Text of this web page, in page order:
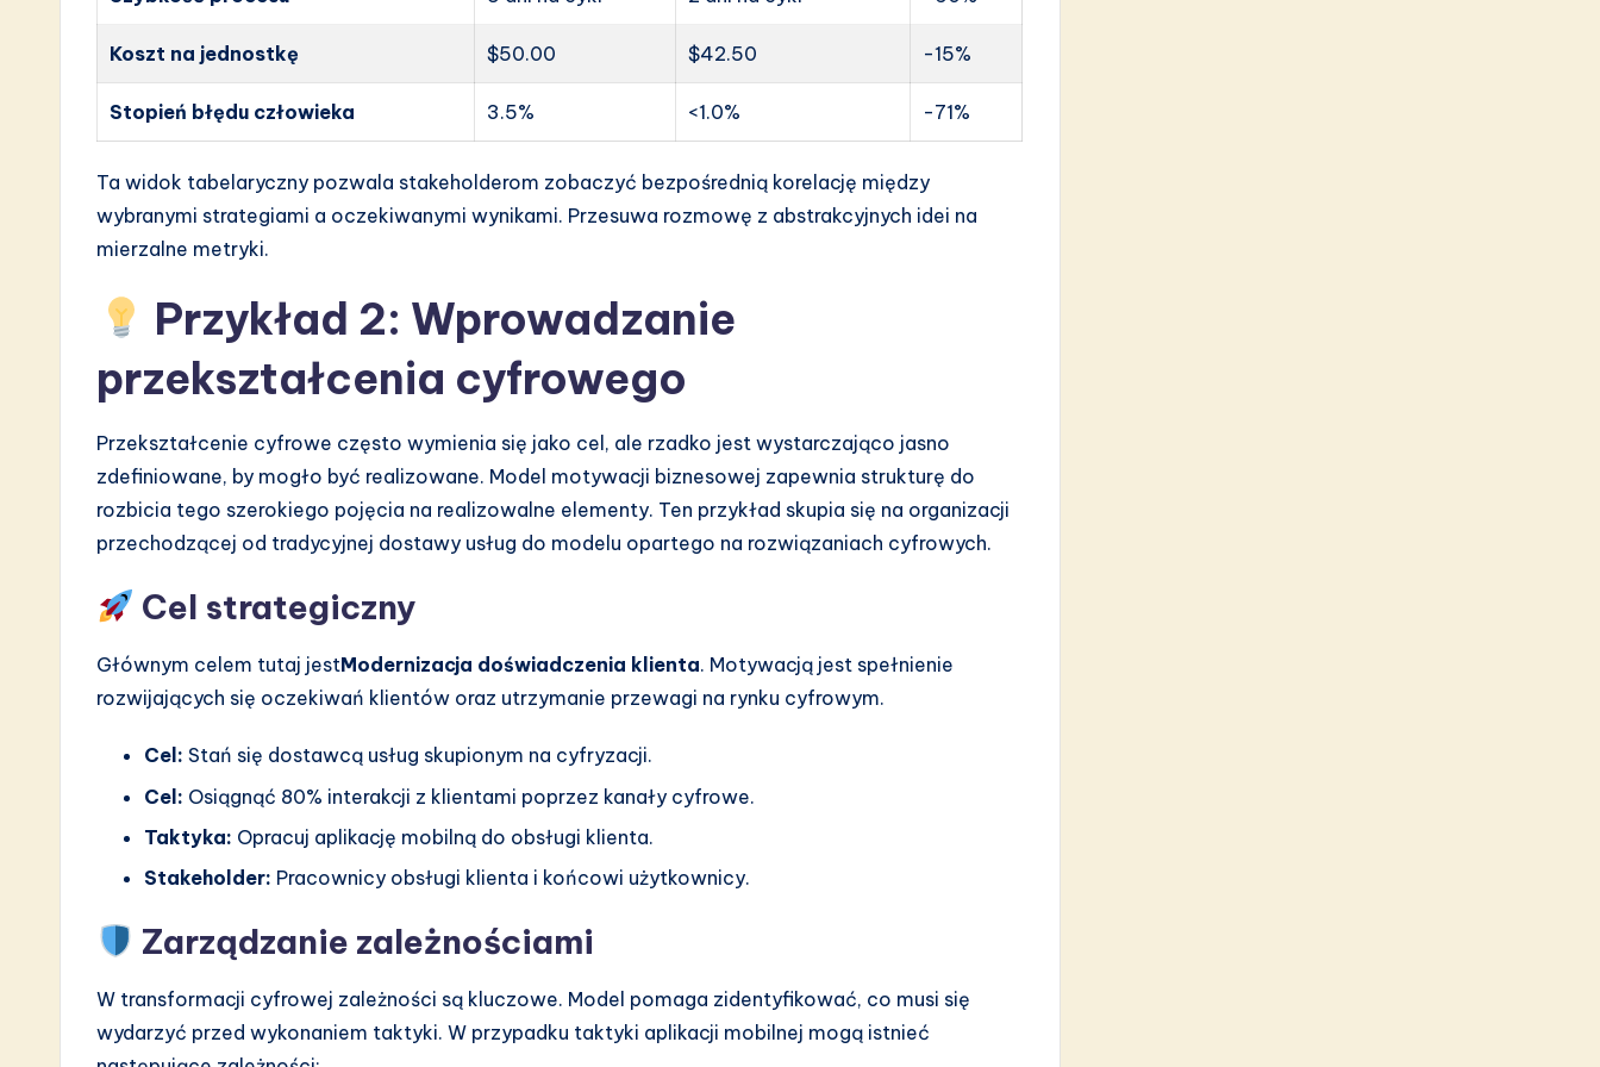
Koszt na jednostkę $50.00 $42.50 -15%
Stopień błędu człowieka 3.5% <1.0% -71%
Ta widok tabelaryczny pozwala stakeholderom zobaczyć bezpośrednią korelację między
wybranymi strategiami a oczekiwanymi wynikami. Przesuwa rozmowę z abstrakcyjnych idei na
mierzalne metryki.
Przykład 2: Wprowadzanie
przekształcenia cyfrowego
Przekształcenie cyfrowe często wymienia się jako cel, ale rzadko jest wystarczająco jasno
zdefiniowane, by mogło być realizowane. Model motywacji biznesowej zapewnia strukturę do
rozbicia tego szerokiego pojęcia na realizowalne elementy. Ten przykład skupia się na organizacji
przechodzącej od tradycyjnej dostawy usług do modelu opartego na rozwiązaniach cyfrowych.
Cel strategiczny
Głównym celem tutaj jestModernizacja doświadczenia klienta. Motywacją jest spełnienie
rozwijających się oczekiwań klientów oraz utrzymanie przewagi na rynku cyfrowym.
Cel: Stań się dostawcą usług skupionym na cyfryzacji.
Cel: Osiągnąć 80% interakcji z klientami poprzez kanały cyfrowe.
Taktyka: Opracuj aplikację mobilną do obsługi klienta.
Stakeholder: Pracownicy obsługi klienta i końcowi użytkownicy.
Zarządzanie zależnościami
W transformacji cyfrowej zależności są kluczowe. Model pomaga zidentyfikować, co musi się
wydarzyć przed wykonaniem taktyki. W przypadku taktyki aplikacji mobilnej mogą istnieć